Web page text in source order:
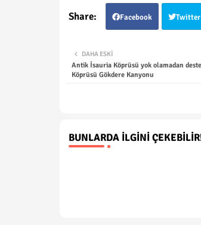
Facebook Twitter
DAHA ESKI
Antik İsauria Köprüsü yok olamadan
Köprüsü Gökdere Kanyonu
BUNLARDA İLGINI